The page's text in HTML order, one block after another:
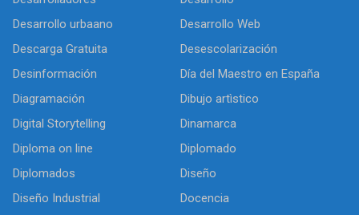
Desarrollo urbaano
Desarrollo Web
Descarga Gratuita
Desescolarización
Desinformación
Día del Maestro en España
Diagramación
Dibujo artìstico
Digital Storytelling
Dinamarca
Diploma on line
Diplomado
Diplomados
Diseño
Diseño Industrial
Docencia